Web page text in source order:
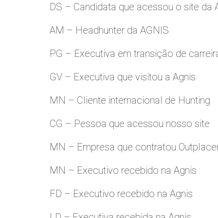
DS – Candidata que acessou o site da
AM – Headhunter da AGNIS
PG – Executiva em transição de
GV – Executiva que visitou a Agnis
MN – Cliente internacional de Hunting
CG – Pessoa que acessou nosso site
MN – Empresa que contratou
MN – Executivo recebido na Agnis
FD – Executivo recebido na Agnis